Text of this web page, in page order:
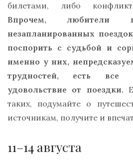
билетами, либо
Впрочем, любители
незапланированных
поспорить с судьбой и
именно у них,
трудностей, есть все
удовольствие от поездки.
таких, подумайте о
источникам, получите и
11–14 августа